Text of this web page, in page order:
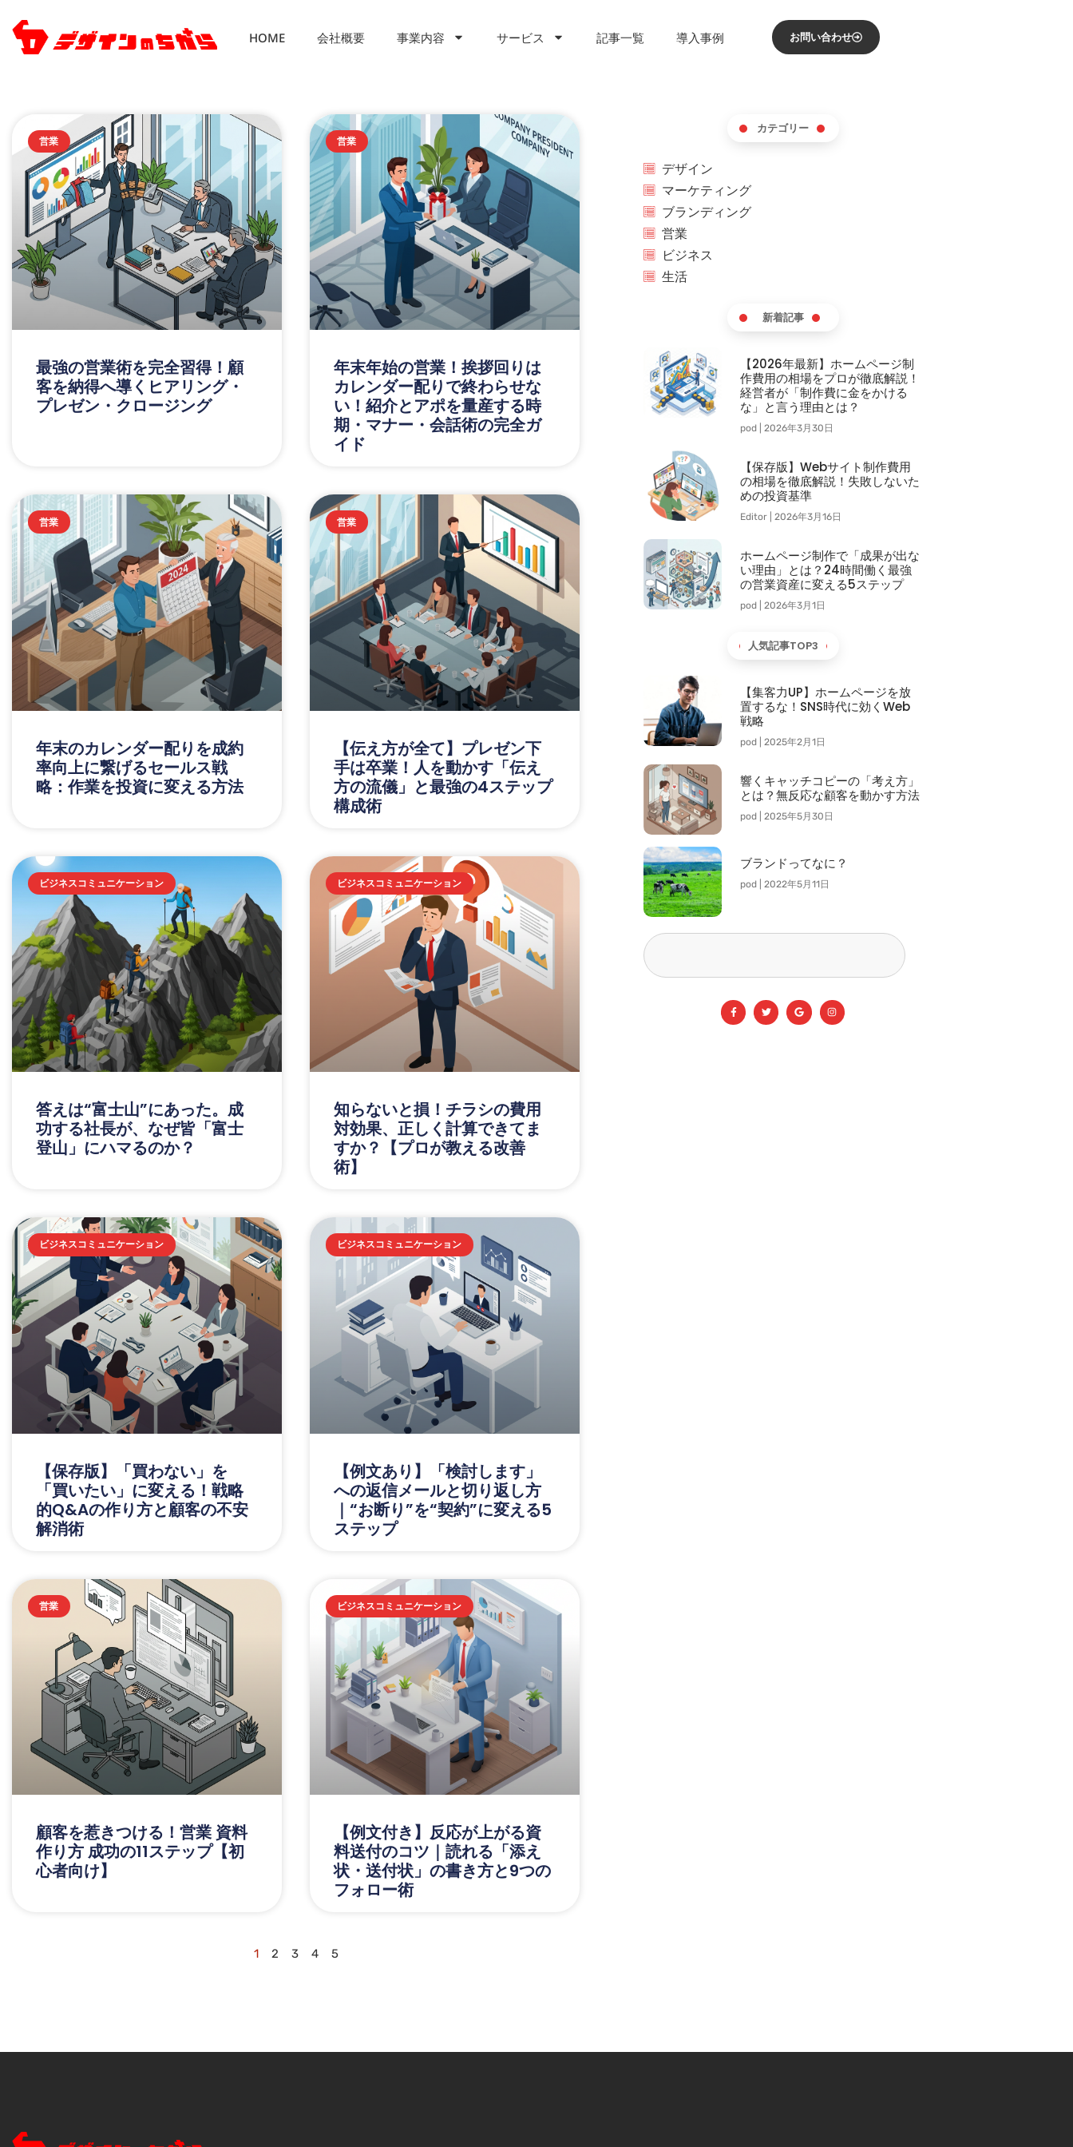
HOME 会社概要 事業内容 サービス 記事一覧 導入事例 お問い合わせ
営業
最強の営業術を完全習得！顧
客を納得へ導くヒアリング・
プレゼン・クロージング
営業
年末年始の営業！挨拶回りは
カレンダー配りで終わらせな
い！紹介とアポを量産する時
期・マナー・会話術の完全ガ
イド
営業
年末のカレンダー配りを成約
率向上に繋げるセールス戦
略：作業を投資に変える方法
営業
【伝え方が全て】プレゼン下
手は卒業！人を動かす「伝え
方の流儀」と最強の4ステップ
構成術
ビジネスコミュニケーション
答えは“富士山”にあった。成
功する社長が、なぜ皆「富士
登山」にハマるのか？
ビジネスコミュニケーション
知らないと損！チラシの費用
対効果、正しく計算できてま
すか？【プロが教える改善
術】
ビジネスコミュニケーション
【保存版】「買わない」を
「買いたい」に変える！戦略
的Q&Aの作り方と顧客の不安
解消術
ビジネスコミュニケーション
【例文あり】「検討します」
への返信メールと切り返し方
｜“お断り”を“契約”に変える5
ステップ
営業
顧客を惹きつける！営業 資料
作り方 成功の11ステップ【初
心者向け】
ビジネスコミュニケーション
【例文付き】反応が上がる資
料送付のコツ｜読れる「添え
状・送付状」の書き方と9つの
フォロー術
1 2 3 4 5
カテゴリー
デザイン
マーケティング
ブランディング
営業
ビジネス
生活
新着記事
【2026年最新】ホームページ制
作費用の相場をプロが徹底解説！
経営者が「制作費に金をかける
な」と言う理由とは？
pod 2026年3月30日
【保存版】Webサイト制作費用
の相場を徹底解説！失敗しないた
めの投資基準
Editor 2026年3月16日
ホームページ制作で「成果が出な
い理由」とは？24時間働く最強
の営業資産に変える5ステップ
pod 2026年3月1日
人気記事TOP3
【集客力UP】ホームページを放
置するな！SNS時代に効くWeb
戦略
pod 2025年2月1日
響くキャッチコピーの「考え方」
とは？無反応な顧客を動かす方法
pod 2025年5月30日
ブランドってなに？
pod 2022年5月11日